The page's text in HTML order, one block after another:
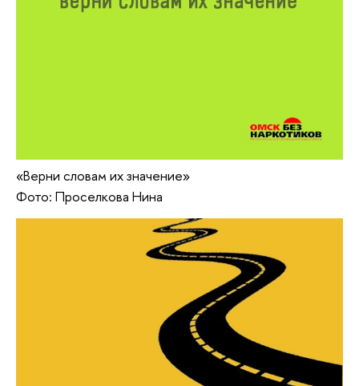
«Верни словам их значение»
Фото: Проселкова Нина